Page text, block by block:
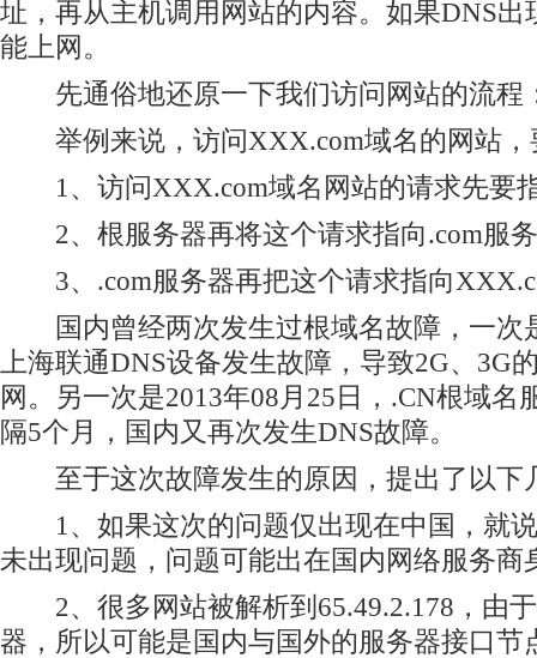
址，再从主机调用网站的内容。如果DNS出
能上网。
先通俗地还原一下我们访问网站的流程
举例来说，访问XXX.com域名的网站，
1、访问XXX.com域名网站的请求先要
2、根服务器再将这个请求指向.com服
3、.com服务器再把这个请求指向
国内曾经两次发生过根域名故障，一次
上海联通DNS设备发生故障，导致2G、3G
网。另一次是2013年08月25日，.CN根域名
隔5个月，国内又再次发生DNS故障。
至于这次故障发生的原因，提出了以下
1、如果这次的问题仅出现在中国，就说
未出现问题，问题可能出在国内网络服务商
2、很多网站被解析到65.49.2.178，由
器，所以可能是国内与国外的服务器接口节